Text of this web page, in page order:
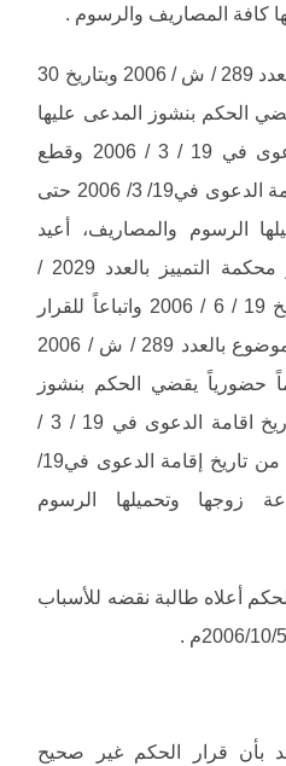
كافة المصاريف والرسوم .
أصدرت محكمة الموضوع بالعدد 289 / ش / 2006 وبتاريخ 30
يقضي الحكم بنشوز المدعى عليها
اعتباراً من تاريخ اقامة الدعوى في 19 / 3 / 2006 وقطع
نفقتها الشهرية من تاريخ إقامة الدعوى في19/ 3/ 2006 حتى
الرسوم والمصاريف، أعيد
القرار منقوضاً حسب قرار محكمة التمييز بالعدد 2029 /
شخصية أولى / 2006 وبتاريخ 19 / 6 / 2006 واتباعاً للقرار
التمييزي أصدرت محكمة الموضوع بالعدد 289 / ش / 2006
4 / 10 / 2006 حكماً حضورياً يقضي الحكم بنشوز
المدعى عليها اعتباراً من تاريخ اقامة الدعوى في 19 / 3 /
2006 وقطع نفقتها الشهرية من تاريخ إقامة الدعوى في19/
زوجها وتحميلها الرسوم
أعلاه طالبة نقضه للأسباب
بأن قرار الحكم غير صحيح